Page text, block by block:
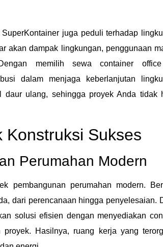
juga peduli terhadap
akan dampak lingkungan, penggunaan
memilih sewa container
dalam menjaga keberlanjutan
ulang, sehingga proyek Anda tidak
Konstruksi Sukses
Perumahan Modern
pembangunan perumahan modern.
dari perencanaan hingga penyelesaian.
solusi efisien dengan menyediakan
Hasilnya, ruang kerja yang